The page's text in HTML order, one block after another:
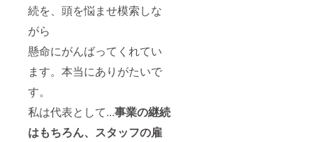
続を、頭を悩ませ模索しな
がら
懸命にがんばってくれてい
ます。本当にありがたいで
す。
私は代表として...事業の継続
はもちろん、スタッフの雇